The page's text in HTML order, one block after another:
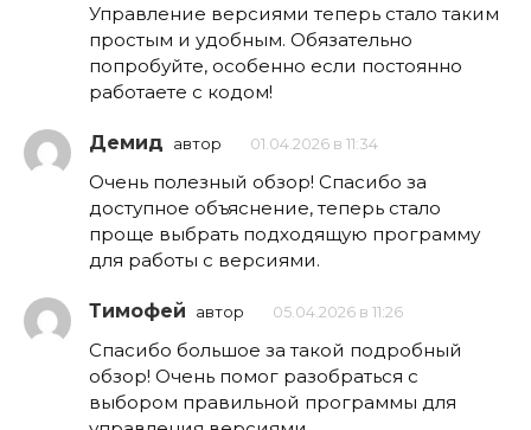
Управление версиями теперь стало таким
простым и удобным. Обязательно
попробуйте, особенно если постоянно
работаете с кодом!
Демид автор 01.04.2026 в 11:34
Очень полезный обзор! Спасибо за
доступное объяснение, теперь стало
проще выбрать подходящую программу
для работы с версиями.
Тимофей автор 05.04.2026 в 11:26
Спасибо большое за такой подробный
обзор! Очень помог разобраться с
выбором правильной программы для